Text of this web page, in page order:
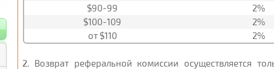
$90-99
2%
$100-109
2%
от $110
2%
2. Возврат реферальной комиссии осуществляется